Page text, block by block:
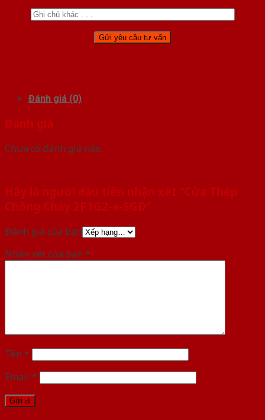
Đánh giá (0)
Đánh giá
Chưa có đánh giá nào.
Hãy là người đầu tiên nhận xét “Cửa Thép
Chống Cháy 2P1G2-a-SGD”
Đánh giá của bạn
Nhận xét của bạn *
Tên *
Email *